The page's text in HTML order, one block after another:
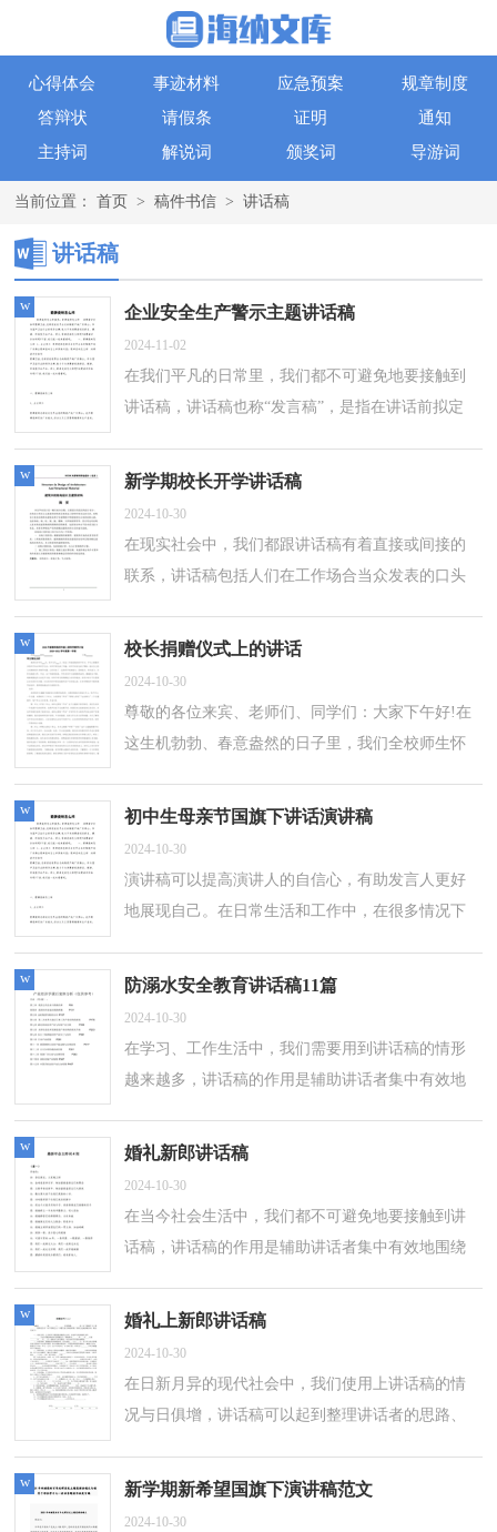
心得体会 事迹材料 应急预案
规章制度
答辩状
请假条 证明
通知
主持词
解说词 颁奖词 导游词
当前位置： 首页 > 稿件书信 > 讲话稿
讲话稿
企业安全生产警示主题讲话稿
2024-11-02
在我们平凡的日常里，我们都不可避免地要接触到
讲话稿，讲话稿也称“发言稿”，是指在讲话前拟定
小编为大家收集的企业安全生产警示主...
w
新学期校长开学讲话稿
2024-10-30
在现实社会中，我们都跟讲话稿有着直接或间接的
联系，讲话稿包括人们在工作场合当众发表的口头
稿。如何写一份恰当的讲话稿呢？以下是小...
w
校长捐赠仪式上的讲话
2024-10-30
尊敬的各位来宾、老师们、同学们：大家下午好!在
这生机勃勃、春意盎然的日子里，我们全校师生怀
者光临我校，今天，他们带着对社会的责任，对我
w
初中生母亲节国旗下讲话演讲稿
2024-10-30
演讲稿可以提高演讲人的自信心，有助发言人更好
地展现自己。在日常生活和工作中，在很多情况下
意？下面是小编为大家收集的初中生母亲节...
w
防溺水安全教育讲话稿11篇
2024-10-30
在学习、工作生活中，我们需要用到讲话稿的情形
越来越多，讲话稿的作用是辅助讲话者集中有效地
错。相信写讲话稿是一个让许多人都头痛...
w
婚礼新郎讲话稿
2024-10-30
在当今社会生活中，我们都不可避免地要接触到讲
话稿，讲话稿的作用是辅助讲话者集中有效地围绕
么问题来了，到底应如何写好一份讲话稿...
w
婚礼上新郎讲话稿
2024-10-30
在日新月异的现代社会中，我们使用上讲话稿的情
况与日俱增，讲话稿可以起到整理讲话者的思路、
非常苦恼吧，以下是小编收集整理的婚...
w
新学期新希望国旗下演讲稿范文
2024-10-30
w